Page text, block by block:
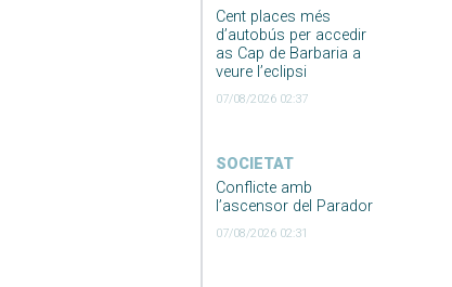
Cent places més
d’autobús per accedir
as Cap de Barbaria a
veure l’eclipsi
07/08/2026 02:37
SOCIETAT
Conflicte amb
l’ascensor del Parador
07/08/2026 02:31